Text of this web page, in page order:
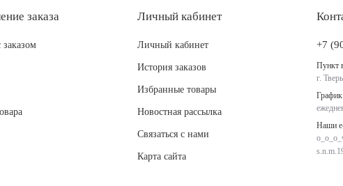
заказа Личный кабинет
Личный кабинет
История заказов
Избранные товары
Новостная рассылка
Связаться с нами
Карта сайта
+7
Пункт
г.
Наши